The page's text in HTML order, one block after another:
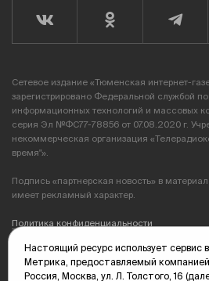
Сетевое издание «Тюменская интернет-
зарегистрировано Федеральной службой по
информационных технологий и массовых
серия Эл №ФС77-78856 от 07.08.2020 г.
некоммерческая организация
время"».
Подпись «партнерская новость» в
имеет рекламный характер.
Политика конфиденциальности
Редакция: 625035, Тюмень, пр.
(3452) 68-89-05
Настоящий ресурс использует сервис
Метрика, предоставляемый
Россия, Москва, ул. Л. Толстого, 16